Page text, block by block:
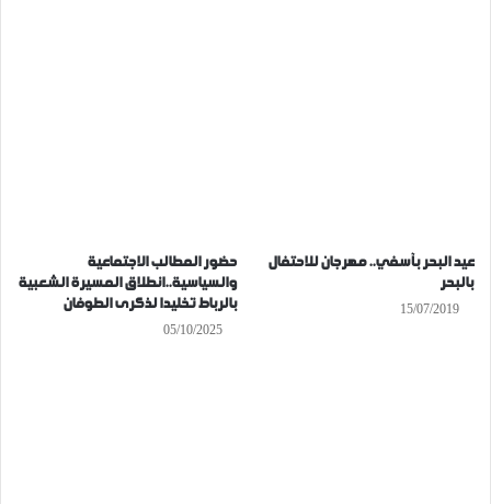
عيد البحر بآسفي.. مهرجان للاحتفال
بالبحر
15/07/2019
حضور المطالب الاجتماعية
والسياسية..انطلاق المسيرة الشعبية
بالرباط تخليدا لذكرى الطوفان
05/10/2025